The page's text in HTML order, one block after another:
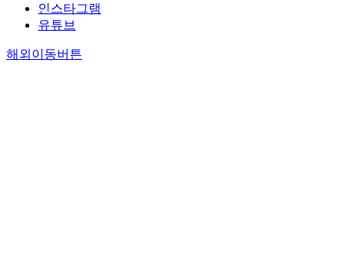
인스타그램
유튜브
해외이동버튼